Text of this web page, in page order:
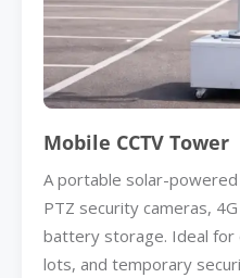
Mobile CCTV Tower
A portable solar-
PTZ security cameras,
battery storage. Ideal for
lots, and temporary